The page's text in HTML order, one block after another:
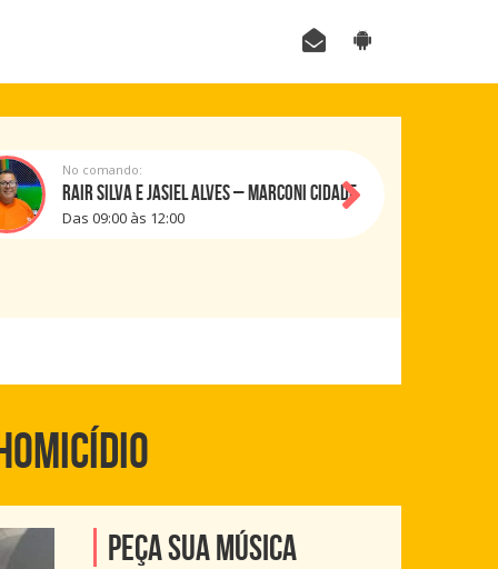
No comando:
RAIR SILVA E JASIEL ALVES – MARCONI CIDADE
Das 09:00 às 12:00
Peça sua música